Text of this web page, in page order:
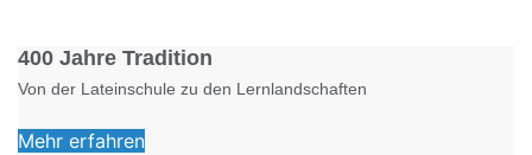
400 Jahre Tradition
Von der Lateinschule zu den Lernlandschaften
Mehr erfahren